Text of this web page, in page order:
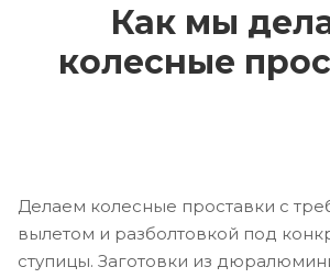
Как мы
колесные
Делаем колесные проставки с
вылетом и разболтовкой под
ступицы. Заготовки из